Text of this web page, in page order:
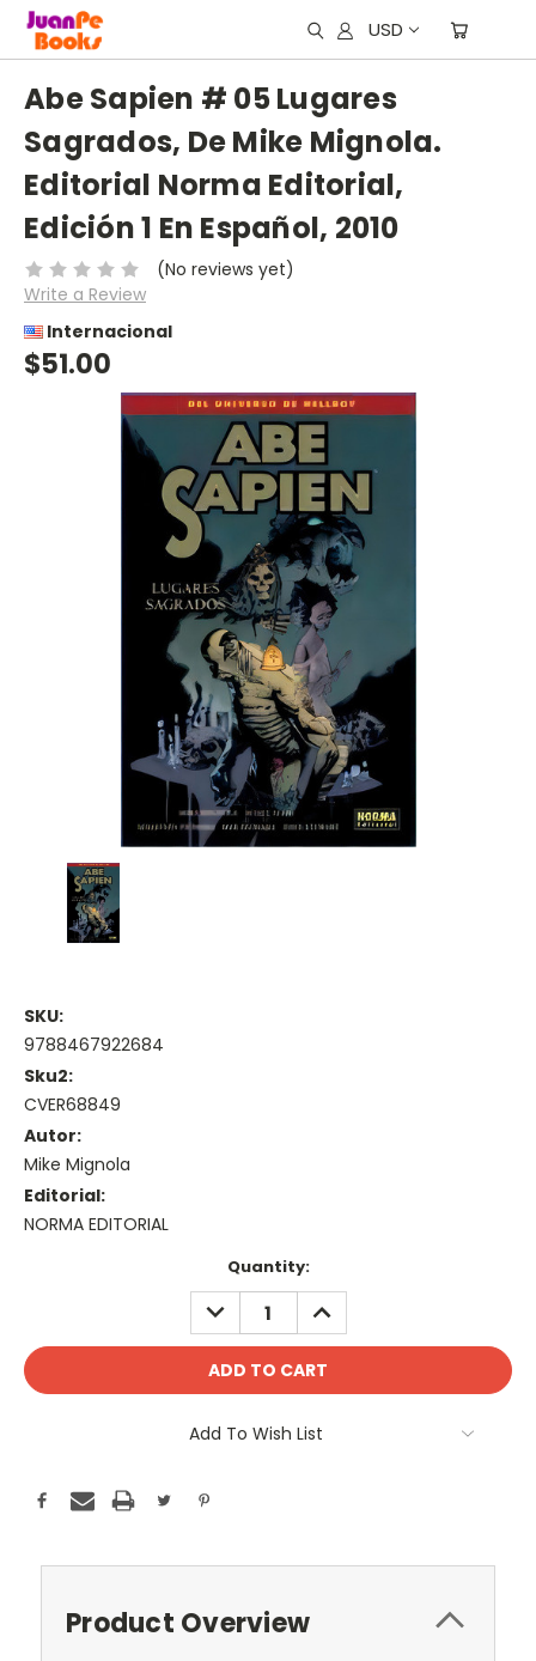
USD
Abe Sapien # 05 Lugares
Sagrados, De Mike Mignola.
Editorial Norma Editorial,
Edición 1 En Español, 2010
(No reviews yet)
Write a Review
Internacional
$51.00
SKU:
9788467922684
Sku2:
CVER68849
Autor:
Mike Mignola
Editorial:
NORMA EDITORIAL
Quantity:
DECREASE
QUANTITY:
INCREASE
QUANTITY:
Add To Wish List
Product Overview